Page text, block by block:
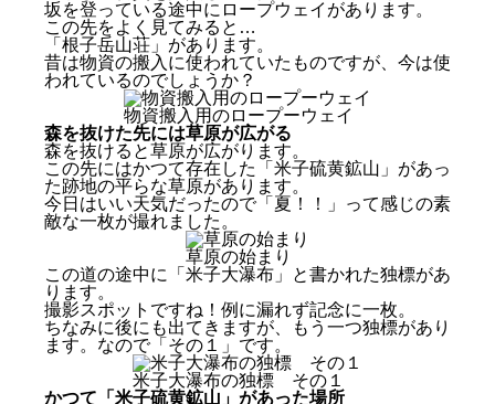
坂を登っている途中にロープウェイがあります。
この先をよく見てみると…
「根子岳山荘」があります。
昔は物資の搬入に使われていたものですが、今は使
われているのでしょうか？
物資搬入用のロープーウェイ
森を抜けた先には草原が広がる
森を抜けると草原が広がります。
この先にはかつて存在した「米子硫黄鉱山」があっ
た跡地の平らな草原があります。
今日はいい天気だったので「夏！！」って感じの素
敵な一枚が撮れました。
草原の始まり
この道の途中に「米子大瀑布」と書かれた独標があ
ります。
撮影スポットですね！例に漏れず記念に一枚。
ちなみに後にも出てきますが、もう一つ独標があり
ます。なので「その１」です。
米子大瀑布の独標 その１
かつて「米子硫黄鉱山」があった場所